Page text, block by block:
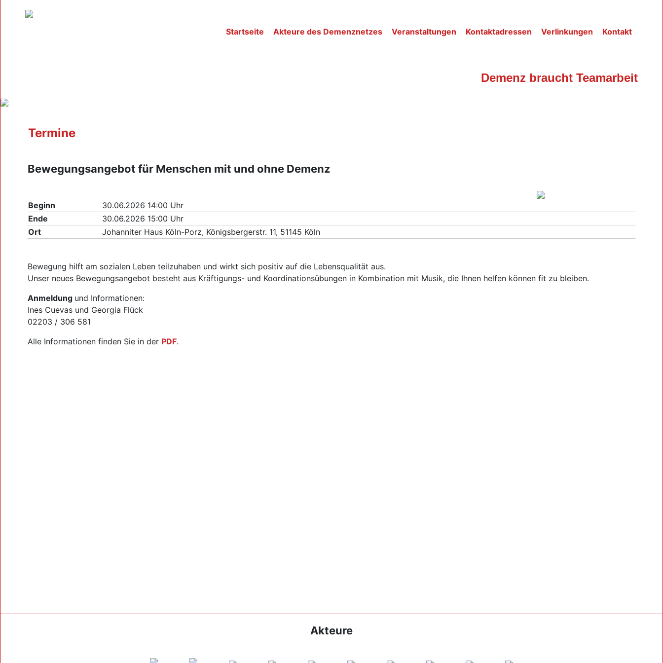
Startseite Akteure des Demenznetzes Veranstaltungen Kontaktadressen Verlinkungen Kontakt
Demenz braucht Teamarbeit
Termine
Bewegungsangebot für Menschen mit und ohne Demenz
Beginn
30.06.2026 14:00 Uhr
Ende
30.06.2026 15:00 Uhr
Ort
Johanniter Haus Köln-Porz, Königsbergerstr. 11, 51145 Köln
Bewegung hilft am sozialen Leben teilzuhaben und wirkt sich positiv auf die Lebensqualität aus.
Unser neues Bewegungsangebot besteht aus Kräftigungs- und Koordinationsübungen in Kombination mit Musik, die Ihnen helfen können fit zu bleiben.
Anmeldung und Informationen:
Ines Cuevas und Georgia Flück
02203 / 306 581
Alle Informationen finden Sie in der PDF.
Akteure